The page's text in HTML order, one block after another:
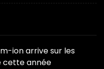
ion arrive sur les
cette année